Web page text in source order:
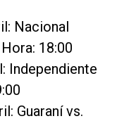
Nacional
18:00
Independiente
Guaraní vs.